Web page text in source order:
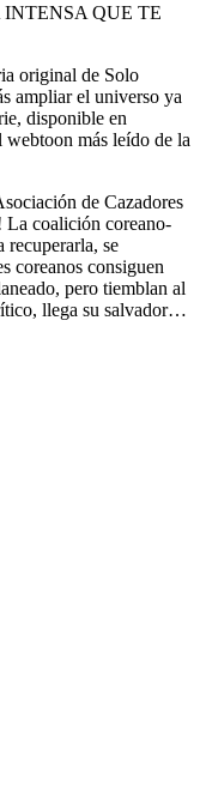
QUE TE
original de Solo
ampliar el universo ya
disponible en
más leído de la
de Cazadores
La coalición coreano-
recuperarla, se
coreanos consiguen
pero tiemblan al
llega su salvador…